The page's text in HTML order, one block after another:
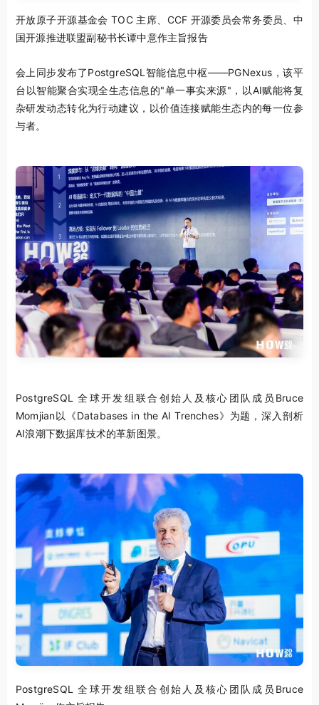
开放原子开源基金会 TOC 主席、CCF 开源委员会常务委员、中
国开源推进联盟副秘书长谭中意作主旨报告
会上同步发布了PostgreSQL智能信息中枢——PGNexus，该平
台以智能聚合实现全生态信息的"单一事实来源"，以AI赋能将复
杂研发动态转化为行动建议，以价值连接赋能生态内的每一位参
与者。
PostgreSQL 全球开发组联合创始人及核心团队成员Bruce
Momjian以《Databases in the AI Trenches》为题，深入剖析
AI浪潮下数据库技术的革新图景。
PostgreSQL 全球开发组联合创始人及核心团队成员Bruce